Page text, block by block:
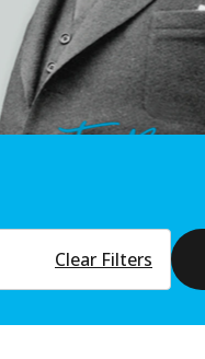
Clear Filters